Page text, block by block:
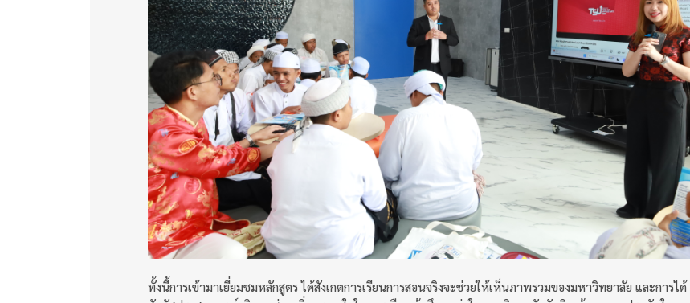
ทั้งนี้การเข้ามาเยี่ยมชมหลักสูตร ได้สังเกตการเรียนการสอนจริงจะช่วยให้เห็นภาพรวมของมหาวิทยาลัย และการได้